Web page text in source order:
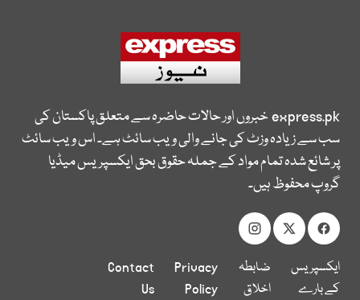
express.pkخبروں اور حالات حاضرہ سے متعلق پاکستان کی
سب سے زیادہ وزٹ کی جانے والی ویب سائٹ ہے۔ اس ویب سائٹ
پر شائع شدہ تمام مواد کے جملہ حقوق بحق ایکسپریس میڈیا
گروپ محفوظ ہیں۔
ایکسپریس
کے بارے
ضابطہ
اخلاق
Privacy
Policy
Contact
Us